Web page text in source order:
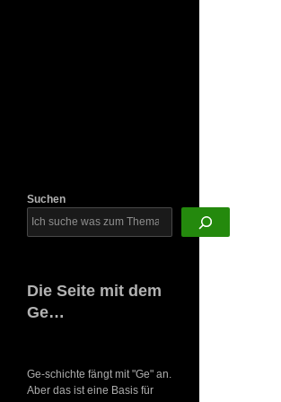
Suchen
Die Seite mit dem
Ge…
Ge-schichte fängt mit "Ge" an.
Aber das ist eine Basis für